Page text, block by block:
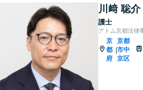
川﨑 聡介
護士
アトム京都法律
京
都
府
|
京都
市中
京区